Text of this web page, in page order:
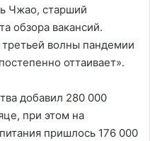
Чжао, старший
обзора вакансий.
волны пандемии
оттаивает».
добавил 280 000
при этом на
пришлось 176 000